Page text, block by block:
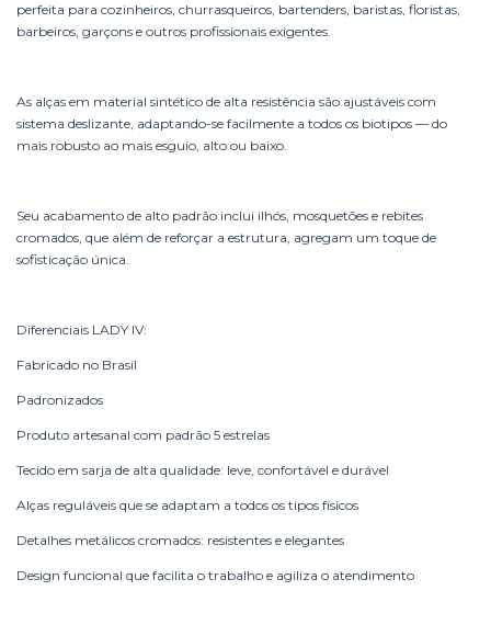
perfeita para cozinheiros, churrasqueiros, bartenders, baristas, floristas,
barbeiros, garçons e outros profissionais exigentes.
As alças em material sintético de alta resistência são ajustáveis com
sistema deslizante, adaptando-se facilmente a todos os biotipos — do
mais robusto ao mais esguio, alto ou baixo.
Seu acabamento de alto padrão inclui ilhós, mosquetões e rebites
cromados, que além de reforçar a estrutura, agregam um toque de
sofisticação única.
Diferenciais LADY IV:
Fabricado no Brasil
Padronizados
Produto artesanal com padrão 5 estrelas
Tecido em sarja de alta qualidade: leve, confortável e durável
Alças reguláveis que se adaptam a todos os tipos físicos
Detalhes metálicos cromados: resistentes e elegantes
Design funcional que facilita o trabalho e agiliza o atendimento